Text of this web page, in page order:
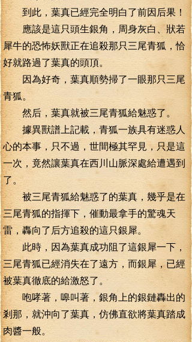
到此，葉真已經完全明白了前因后果！
應該是這只頭生銀角，周身灰白、狀若
犀牛的恐怖妖獸正在追殺那只三尾青狐，恰
好就路過了葉真的頭頂。
因為好奇，葉真順勢掃了一眼那只三尾
青狐。
然后，葉真就被三尾青狐給魅惑了。
據異獸譜上記載，青狐一族具有迷惑人
心的本事，只不過，世間極其罕見，只是這
一次，竟然讓葉真在西川山脈深處給遭遇到
了。
被三尾青狐給魅惑了的葉真，幾乎是在
三尾青狐的指揮下，催動最拿手的驚魂天
雷，轟向了后方追殺的這只銀犀。
此時，因為葉真成功阻了這銀犀一下，
三尾青狐已經消失在了遠方，而銀犀，已經
被葉真徹底的給激怒了。
咆哮著，嗥叫著，銀角上的銀鏈轟出的
剎那，就沖向了葉真，仿佛直欲將葉真踏成
肉醬一般。